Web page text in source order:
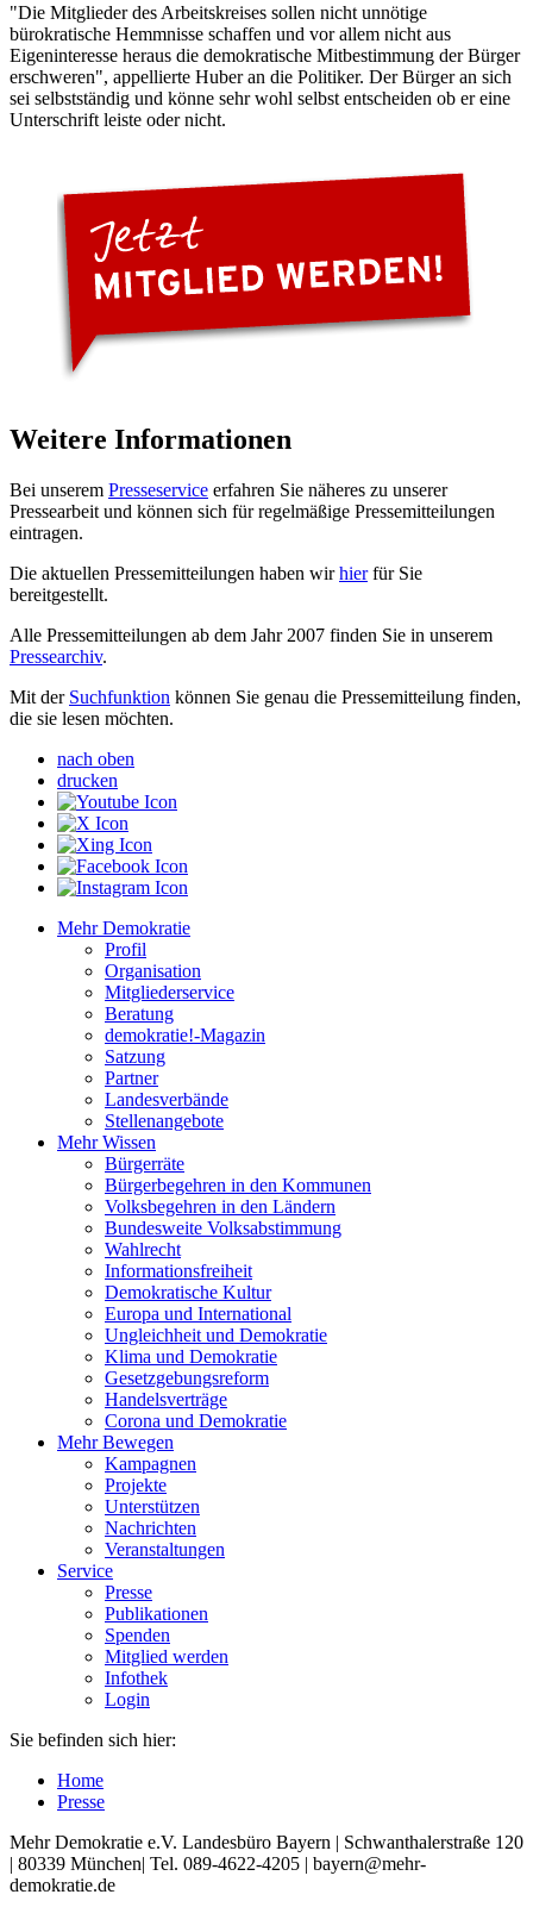
"Die Mitglieder des Arbeitskreises sollen nicht unnötige
bürokratische Hemmnisse schaffen und vor allem nicht aus
Eigeninteresse heraus die demokratische Mitbestimmung der Bürger
erschweren", appellierte Huber an die Politiker. Der Bürger an sich
sei selbstständig und könne sehr wohl selbst entscheiden ob er eine
Unterschrift leiste oder nicht.
Weitere Informationen
Bei unserem Presseservice erfahren Sie näheres zu unserer
Pressearbeit und können sich für regelmäßige Pressemitteilungen
eintragen.
Die aktuellen Pressemitteilungen haben wirhierfür Sie
bereitgestellt.
Alle Pressemitteilungen ab dem Jahr 2007 finden Sie in unserem
Pressearchiv.
Mit der Suchfunktion können Sie genau die Pressemitteilung finden,
die sie lesen möchten.
nach oben
drucken
Mehr Demokratie
Profil
Organisation
Mitgliederservice
Beratung
demokratie!-Magazin
Satzung
Partner
Landesverbände
Stellenangebote
Mehr Wissen
Bürgerräte
Bürgerbegehren in den Kommunen
Volksbegehren in den Ländern
Bundesweite Volksabstimmung
Wahlrecht
Informationsfreiheit
Demokratische Kultur
Europa und International
Ungleichheit und Demokratie
Klima und Demokratie
Gesetzgebungsreform
Handelsverträge
Corona und Demokratie
Mehr Bewegen
Kampagnen
Projekte
Unterstützen
Nachrichten
Veranstaltungen
Service
Presse
Publikationen
Spenden
Mitglied werden
Infothek
Login
Sie befinden sich hier:
Home
Presse
Mehr Demokratie e.V. Landesbüro Bayern | Schwanthalerstraße 120
| 80339 München| Tel. 089-4622-4205 | bayern@mehr-
demokratie.de